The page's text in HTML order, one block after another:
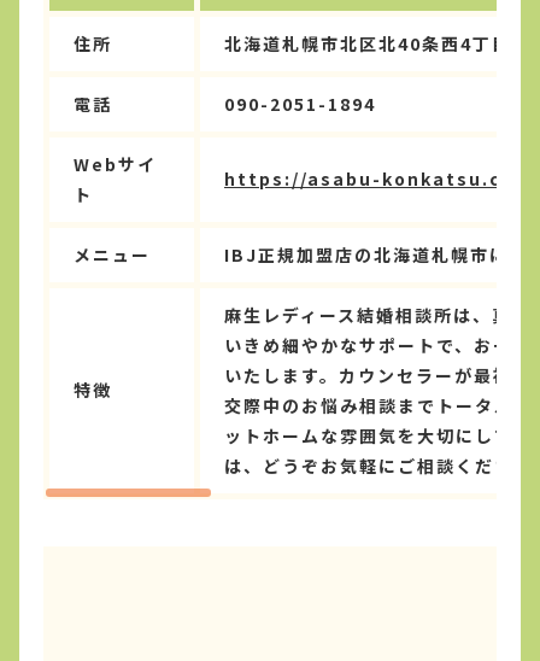
住所 北海道札幌市北区北40条西4丁目
電話 090-2051-1894
Webサイ
ト
https://asabu-
メニュー IBJ正規加盟店の北海道札幌市にあ
特徴
麻生レディース結婚相談所は、真
いきめ細やかなサポートで、お一
いたします。カウンセラーが最初
交際中のお悩み相談までトータル
ットホームな雰囲気を大切にして
は、どうぞお気軽にご相談くださ